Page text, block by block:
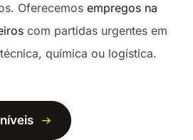
Oferecemos empregos na
com partidas urgentes em
química ou logística.